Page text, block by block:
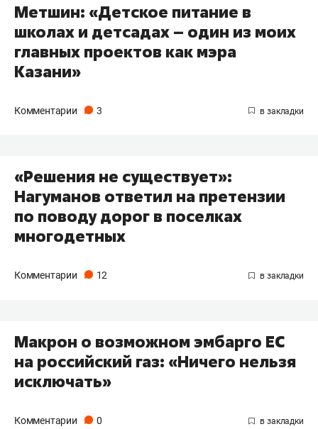
Метшин: «Детское питание в
школах и детсадах – один из моих
главных проектов как мэра
Казани»
Комментарии 3
«Решения не существует»:
Нагуманов ответил на претензии
по поводу дорог в поселках
многодетных
Комментарии 12
Макрон о возможном эмбарго ЕС
на российский газ: «Ничего нельзя
исключать»
Комментарии 0